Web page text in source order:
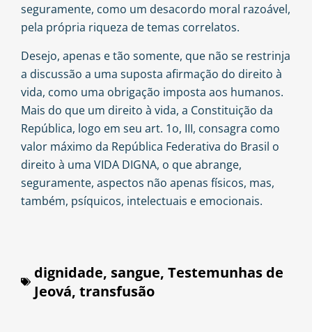
seguramente, como um desacordo moral razoável,
pela própria riqueza de temas correlatos.
Desejo, apenas e tão somente, que não se restrinja
a discussão a uma suposta afirmação do direito à
vida, como uma obrigação imposta aos humanos.
Mais do que um direito à vida, a Constituição da
República, logo em seu art. 1o, III, consagra como
valor máximo da República Federativa do Brasil o
direito à uma VIDA DIGNA, o que abrange,
seguramente, aspectos não apenas físicos, mas,
também, psíquicos, intelectuais e emocionais.
dignidade, sangue, Testemunhas de
Jeová, transfusão